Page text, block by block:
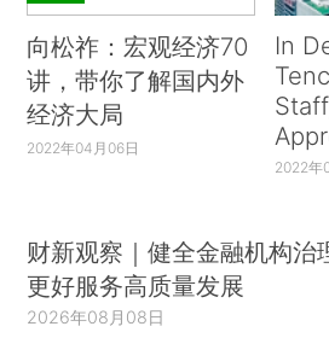
向松祚：宏观经济70
讲，带你了解国内外
经济大局
2022年04月06日
In
2022年
财新观察｜健全金融机构治
更好服务高质量发展
2026年08月08日